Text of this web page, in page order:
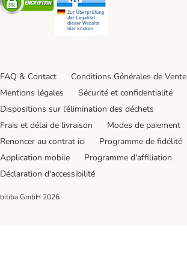
FAQ & Contact
Conditions Générales de Vente
Mentions légales
Sécurité et confidentialité
Dispositions sur l’élimination des déchets
Frais et délai de livraison
Modes de paiement
Renoncer au contrat ici
Programme de fidélité
Application mobile
Programme d'affiliation
Déclaration d'accessibilité
bitiba GmbH 2026